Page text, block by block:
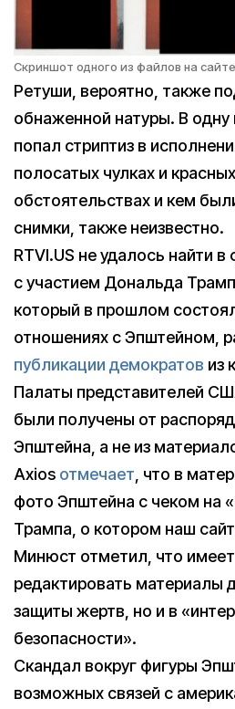
Скриншот одного из файлов на
Ретуши, вероятно, также
обнаженной натуры. В одну
попал стриптиз в
полосатых чулках и
обстоятельствах и кем
снимки, также неизвестно.
RTVI.US не удалось найти
с участием Дональда
который в прошлом
отношениях с Эпштейном,
публикации демократов из
Палаты представителей
были получены от
Эпштейна, а не из
Axios отмечает , что в
фото Эпштейна с чеком на
Трампа, о котором наш сайт
Минюст отметил, что
редактировать материалы
защиты жертв, но и в
безопасности».
Скандал вокруг фигуры
возможных связей с